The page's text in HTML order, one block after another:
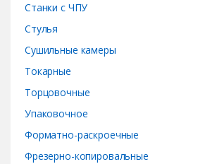
Станки с ЧПУ
Стулья
Сушильные камеры
Токарные
Торцовочные
Упаковочное
Форматно-раскроечные
Фрезерно-копировальные